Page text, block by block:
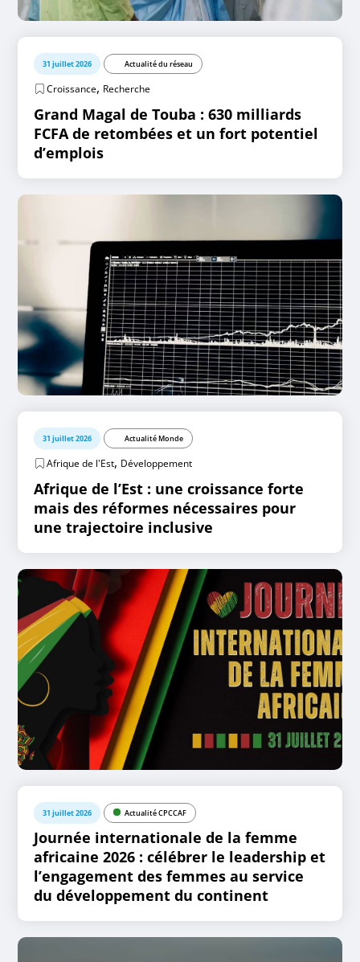
31 juillet 2026 Actualité du réseau
Croissance, Recherche
Grand Magal de Touba : 630 milliards
FCFA de retombées et un fort potentiel
d’emplois
31 juillet 2026 Actualité Monde
Afrique de l'Est, Développement
Afrique de l’Est : une croissance forte
mais des réformes nécessaires pour
une trajectoire inclusive
31 juillet 2026 Actualité CPCCAF
Journée internationale de la femme
africaine 2026 : célébrer le leadership et
l’engagement des femmes au service
du développement du continent